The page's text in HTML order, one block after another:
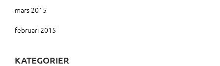
mars 2015
februari 2015
KATEGORIER